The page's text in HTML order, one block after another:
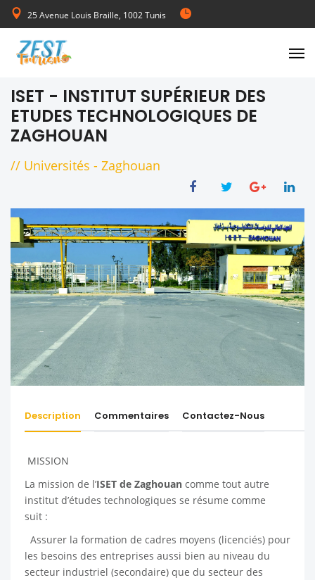
25 Avenue Louis Braille, 1002 Tunis
de Lundi au Vendredi 08:00-17:00
ISET - INSTITUT SUPÉRIEUR DES
ETUDES TECHNOLOGIQUES DE
ZAGHOUAN
// Universités - Zaghouan
Description Commentaires Contactez-Nous
MISSION
La mission de l’ISET de Zaghouan comme tout autre
institut d’études technologiques se résume comme
suit :
Assurer la formation de cadres moyens (licenciés) pour
les besoins des entreprises aussi bien au niveau du
secteur industriel (secondaire) que du secteur des